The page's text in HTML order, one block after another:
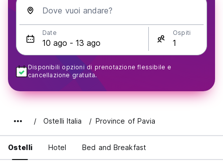
Dove vuoi andare?
Date Ospiti
Disponibili opzioni di prenotazione flessibile e
cancellazione gratuita.
Ostelli Italia Province of Pavia
Ostelli Hotel Bed and Breakfast